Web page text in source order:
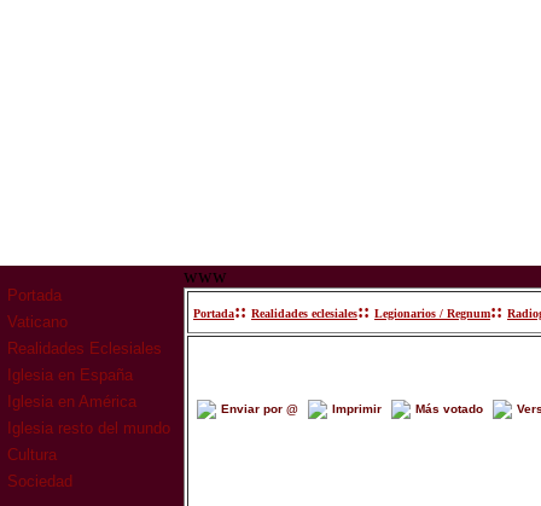
Portada
Vaticano
Realidades Eclesiales
Iglesia en España
Iglesia en América
Iglesia resto del mundo
Cultura
Sociedad
www
Portada:: Realidades eclesiales:: Legionarios / Regnum::
Enviar por @ Imprimir Más votado